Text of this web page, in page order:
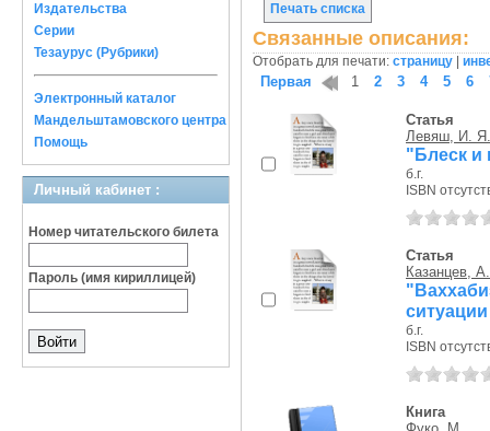
Издательства
Серии
Тезаурус (Рубрики)
Электронный каталог
Мандельштамовского центра
Помощь
Личный кабинет :
Номер читательского билета
Пароль (имя кириллицей)
Печать списка
Связанные описания:
Отобрать для печати: страницу
Первая 1 2 3 4 5 6
Статья
Левяш, И. Я.
"Блеск и
б.г.
ISBN
Статья
Казанцев,
б.г.
ISBN
Книга